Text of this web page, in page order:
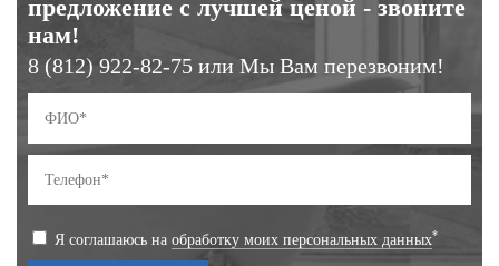
предложение с лучшей ценой - звоните
нам!
8 (812) 922-82-75 или Мы Вам перезвоним!
Я соглашаюсь на обработку моих персональных данных*